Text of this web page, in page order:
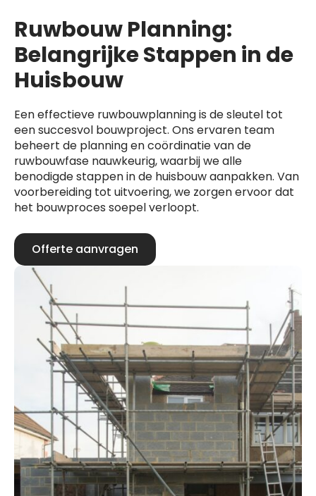
Ruwbouw Planning:
Belangrijke Stappen in de
Huisbouw
Een effectieve ruwbouwplanning is de sleutel tot
een succesvol bouwproject. Ons ervaren team
beheert de planning en coördinatie van de
ruwbouwfase nauwkeurig, waarbij we alle
benodigde stappen in de huisbouw aanpakken. Van
voorbereiding tot uitvoering, we zorgen ervoor dat
het bouwproces soepel verloopt.
Offerte aanvragen